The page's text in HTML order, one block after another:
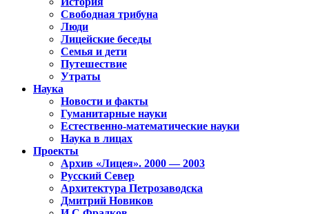
Свободная трибуна
Люди
Лицейские беседы
Семья и дети
Путешествие
Утраты
Наука
Новости и факты
Гуманитарные науки
Естественно-математические науки
Наука в лицах
Проекты
Архив «Лицея». 2000 — 2003
Русский Север
Архитектура Петрозаводска
Дмитрий Новиков